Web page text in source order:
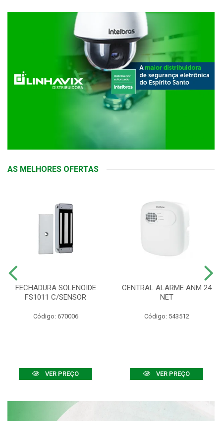
AS MELHORES OFERTAS
FECHADURA SOLENOIDE
FS1011 C/SENSOR
Código: 670006
VER PREÇO
CENTRAL ALARME ANM 24
NET
Código: 543512
VER PREÇO